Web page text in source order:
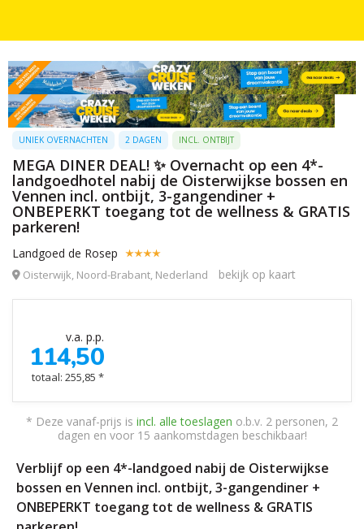
UNIEK OVERNACHTEN 2 DAGEN INCL. ONTBIJT
MEGA DINER DEAL! ✨ Overnacht op een 4*-
landgoedhotel nabij de Oisterwijkse bossen en
Vennen incl. ontbijt, 3-gangendiner +
ONBEPERKT toegang tot de wellness & GRATIS
parkeren!
Landgoed de Rosep
Oisterwijk, Noord-Brabant, Nederland bekijk op kaart
v.a. p.p.
114,50
totaal: 255,85 *
* Deze vanaf-prijs is incl. alle toeslagen o.b.v. 2 personen, 2
dagen en voor 15 aankomstdagen beschikbaar!
Verblijf op een 4*-landgoed nabij de Oisterwijkse
bossen en Vennen incl. ontbijt, 3-gangendiner +
ONBEPERKT toegang tot de wellness & GRATIS